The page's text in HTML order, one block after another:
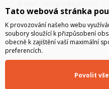
Telefon: +421 32 877 74 02
Tato webová stránka
K provozování našeho webu
soubory sloužící k přizpůsobení
obecně k zajištění vaší maximální
preferencích.
Povolit